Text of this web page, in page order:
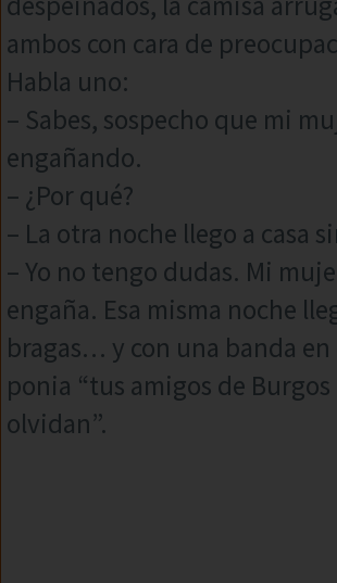
ambos con cara de
Habla uno:
– Sabes, sospecho que mi
engañando.
– ¿Por qué?
– La otra noche llego a casa
– Yo no tengo dudas. Mi
engaña. Esa misma noche
bragas… y con una banda en
ponia “tus amigos de
olvidan”.